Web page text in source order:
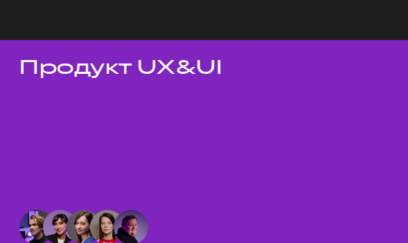
Темы докладов
Продукт UX&UI